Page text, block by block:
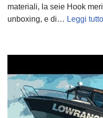
materiali, la seie Hook
unboxing, e di… Leggi